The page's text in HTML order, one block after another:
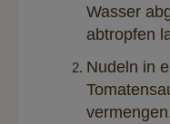
Wasser
abtropfen
Nudeln in